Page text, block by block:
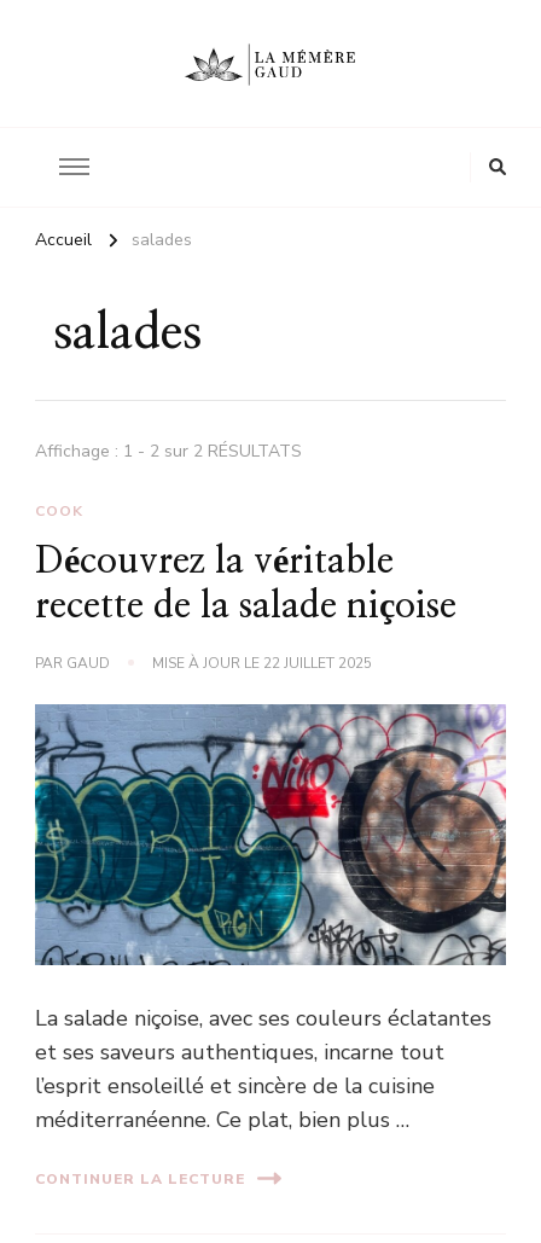
Accueil salades
salades
Affichage : 1 - 2 sur 2 RÉSULTATS
COOK
Découvrez la véritable
recette de la salade niçoise
PAR GAUD MISE À JOUR LE 22 JUILLET 2025
La salade niçoise, avec ses couleurs éclatantes
et ses saveurs authentiques, incarne tout
l’esprit ensoleillé et sincère de la cuisine
méditerranéenne. Ce plat, bien plus …
CONTINUER LA LECTURE